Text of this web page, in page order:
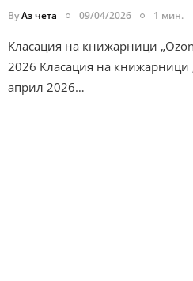
ByАз чета 09/04/2026 1 мин.
Класация на книжарници
2026 Класация на книжарници
април 2026…